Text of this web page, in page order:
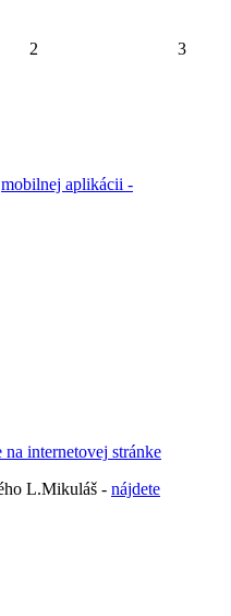
2
3
mobilnej aplikácii -
na internetovej stránke
L.Mikuláš - nájdete